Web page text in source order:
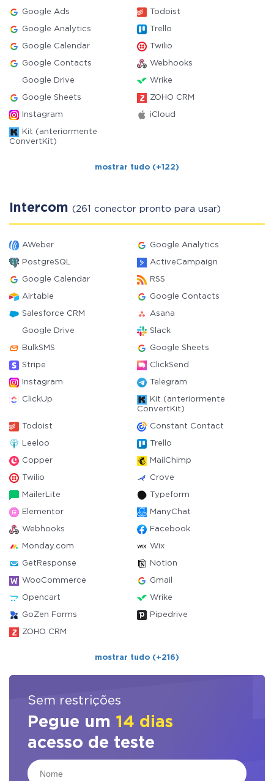
Google Ads Todoist
Google Analytics Trello
Google Calendar Twilio
Google Contacts Webhooks
Google Drive Wrike
Google Sheets ZOHO CRM
Instagram iCloud
Kit (anteriormente
ConvertKit)
mostrar tudo (+122)
Intercom (261 conector pronto para usar)
AWeber Google Analytics
PostgreSQL ActiveCampaign
Google Calendar RSS
Airtable Google Contacts
Salesforce CRM Asana
Google Drive Slack
BulkSMS Google Sheets
Stripe ClickSend
Instagram Telegram
ClickUp
Kit (anteriormente
ConvertKit)
Todoist Constant Contact
Leeloo Trello
Copper MailChimp
Twilio Crove
MailerLite Typeform
Elementor ManyChat
Webhooks Facebook
Monday.com Wix
GetResponse Notion
WooCommerce Gmail
Opencart Wrike
GoZen Forms Pipedrive
ZOHO CRM
mostrar tudo (+216)
Sem restrições
Pegue um 14 dias
acesso de teste